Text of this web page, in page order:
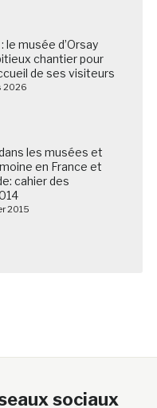
le musée d’Orsay
chantier pour
de ses visiteurs
2026
les musées et
en France et
cahier des
2015
sociaux